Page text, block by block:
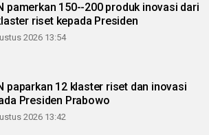
pamerkan 150--200 produk inovasi dari
riset kepada Presiden
2026 13:54
paparkan 12 klaster riset dan inovasi
Presiden Prabowo
2026 13:42